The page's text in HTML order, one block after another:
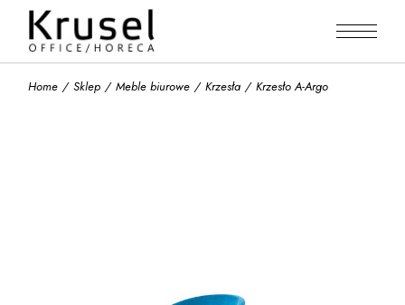
content
Home Sklep Meble biurowe Krzesła Krzesło A-Argo